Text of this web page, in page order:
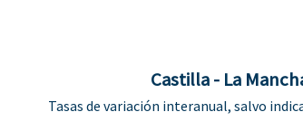
Castilla - La
Tasas de variación interanual, salvo